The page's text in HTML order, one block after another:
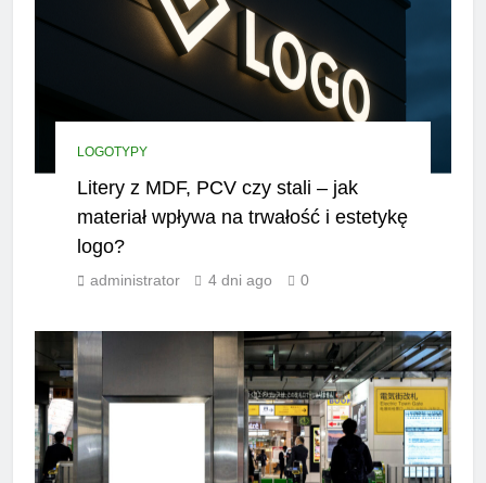
LOGOTYPY
Litery z MDF, PCV czy stali – jak
materiał wpływa na trwałość i estetykę
logo?
administrator 4 dni ago 0